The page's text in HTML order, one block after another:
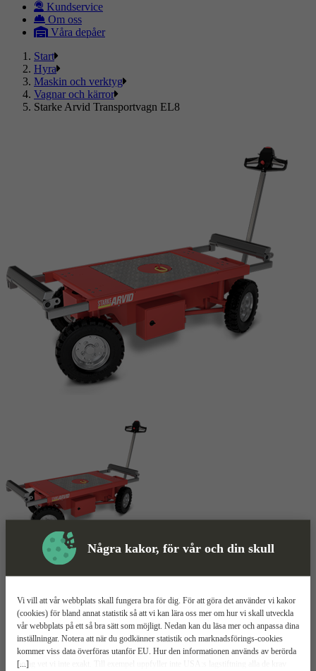
Några kakor, för vår och din skull
[...]
Vi vill att vår webbplats skall fungera bra för dig. För att göra det använder vi kakor
(cookies) för bland annat statistik så att vi kan lära oss mer om hur vi skall utveckla
vår webbplats på ett så bra sätt som möjligt. Nedan kan du läsa mer och anpassa dina
inställningar. Notera att när du godkänner statistik och marknadsförings-cookies
kommer viss data överföras utanför EU. Hur den informationen används av berörda
bolag vet vi inte exakt. Till exempel uppfyller inte USA:s lagstiftning alla de krav
Kundservice
Om oss
Våra depåer
Start
Hyra
Maskin och verktyg
Vagnar och kärror
Starke Arvid Transportvagn EL8
Skyddsutrustning
Starke Arvid EL8
1200 kg maxlast